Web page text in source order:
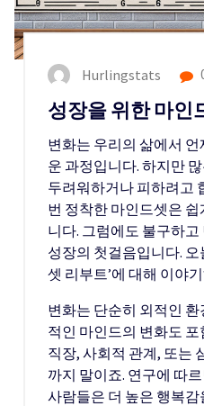
Hurlingstats
성장을 위한 마인
변화는 우리의 삶에서
운 과정입니다. 하지만
두려워하거나 피하려고
번 정착한 마인드셋은
니다. 그럼에도 불구하
성장의 첫걸음입니다. 오
셋 리부트’에 대해 이야
변화는 단순히 외적인
적인 마인드의 변화도
직장, 사회적 관계, 또는
까지 말이죠. 연구에 따
사람들은 더 높은 행복